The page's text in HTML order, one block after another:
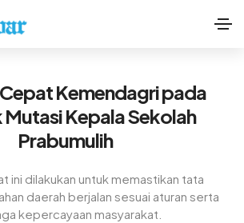
Kemendagri pada
Mutasi Kepala Sekolah
Prabumulih
ini dilakukan untuk memastikan tata
daerah berjalan sesuai aturan serta
kepercayaan masyarakat.